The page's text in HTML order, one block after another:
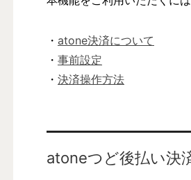
・ atone決済について
・ 事前設定
・ 決済操作方法
atoneつど後払い決